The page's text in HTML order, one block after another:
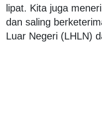
lipat. Kita juga
dan saling
Luar Negeri (LHLN)